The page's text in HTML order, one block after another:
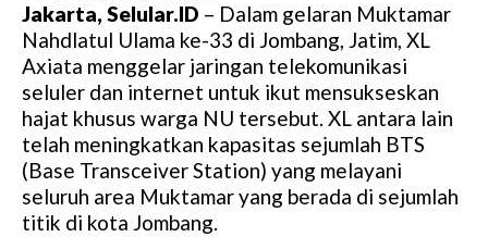
Jakarta, Selular.ID – Dalam gelaran Muktamar
Nahdlatul Ulama ke-33 di Jombang, Jatim, XL
Axiata menggelar jaringan telekomunikasi
seluler dan internet untuk ikut mensukseskan
hajat khusus warga NU tersebut. XL antara lain
telah meningkatkan kapasitas sejumlah BTS
(Base Transceiver Station) yang melayani
seluruh area Muktamar yang berada di sejumlah
titik di kota Jombang.